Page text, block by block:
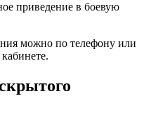
приведение в боевую
можно по телефону или